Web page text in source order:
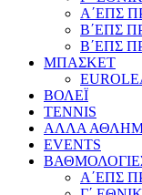
Α΄ΕΠΣ
Β΄ΕΠΣ
Β΄ΕΠΣ
ΜΠΑΣΚΕΤ
ΒΟΛΕΪ
TENNIS
ΑΛΛΑ
EVENTS
Α΄ΕΠΣ